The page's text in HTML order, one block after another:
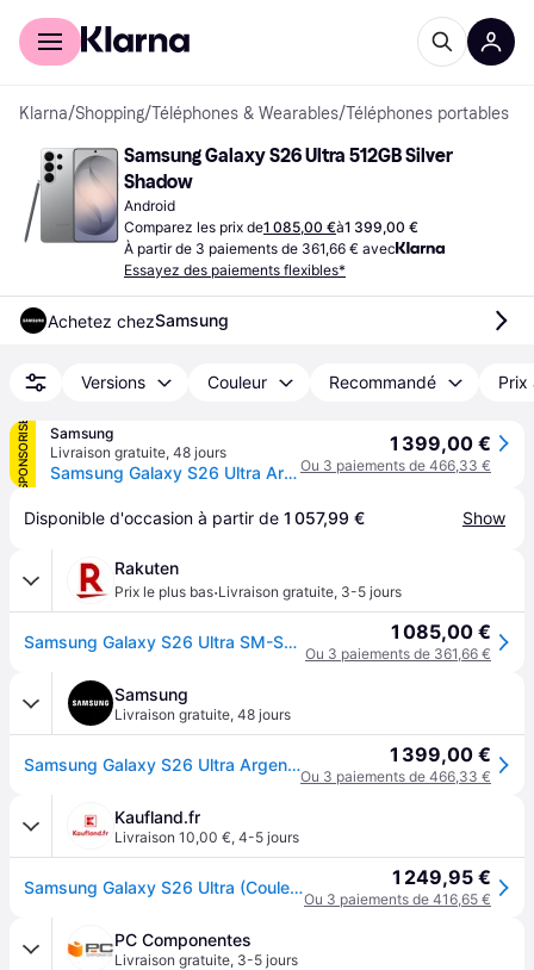
Acheter avec Klarna
Klarna/Shopping/Téléphones & Wearables/Téléphones portables
Samsung Galaxy S26 Ultra 512GB Silver
Shadow
Android
Comparez les prix de1 085,00 €à1 399,00 €
À partir de 3 paiements de 361,66 € avec
Essayez des paiements flexibles*
Achetez chezSamsung
Versions Couleur Recommandé Prix
SPONSORISÉ
Samsung
Livraison gratuite, 48 jours
Samsung Galaxy S26 Ultra Argent 512Go Smartphone IA
1 399,00 €
Ou 3 paiements de 466,33 €
Disponible d'occasion à partir de 1 057,99 € Show
Rakuten
Prix le plus bas·Livraison gratuite, 3-5 jours
Samsung Galaxy S26 Ultra SM-S948B/DS 6.9" Double SIM Android 16.0 5G USB Type-C 12 Go 512 Go 5000 mAh Argent 1 085,00 €
Ou 3 paiements de 361,66 €
Samsung
Livraison gratuite, 48 jours
Samsung Galaxy S26 Ultra Argent 512Go Smartphone IA 1 399,00 €
Ou 3 paiements de 466,33 €
Kaufland.fr
Livraison 10,00 €, 4-5 jours
Samsung Galaxy S26 Ultra (Couleurs Exclusives) 1 249,95 €
Ou 3 paiements de 416,65 €
PC Componentes
Livraison gratuite, 3-5 jours